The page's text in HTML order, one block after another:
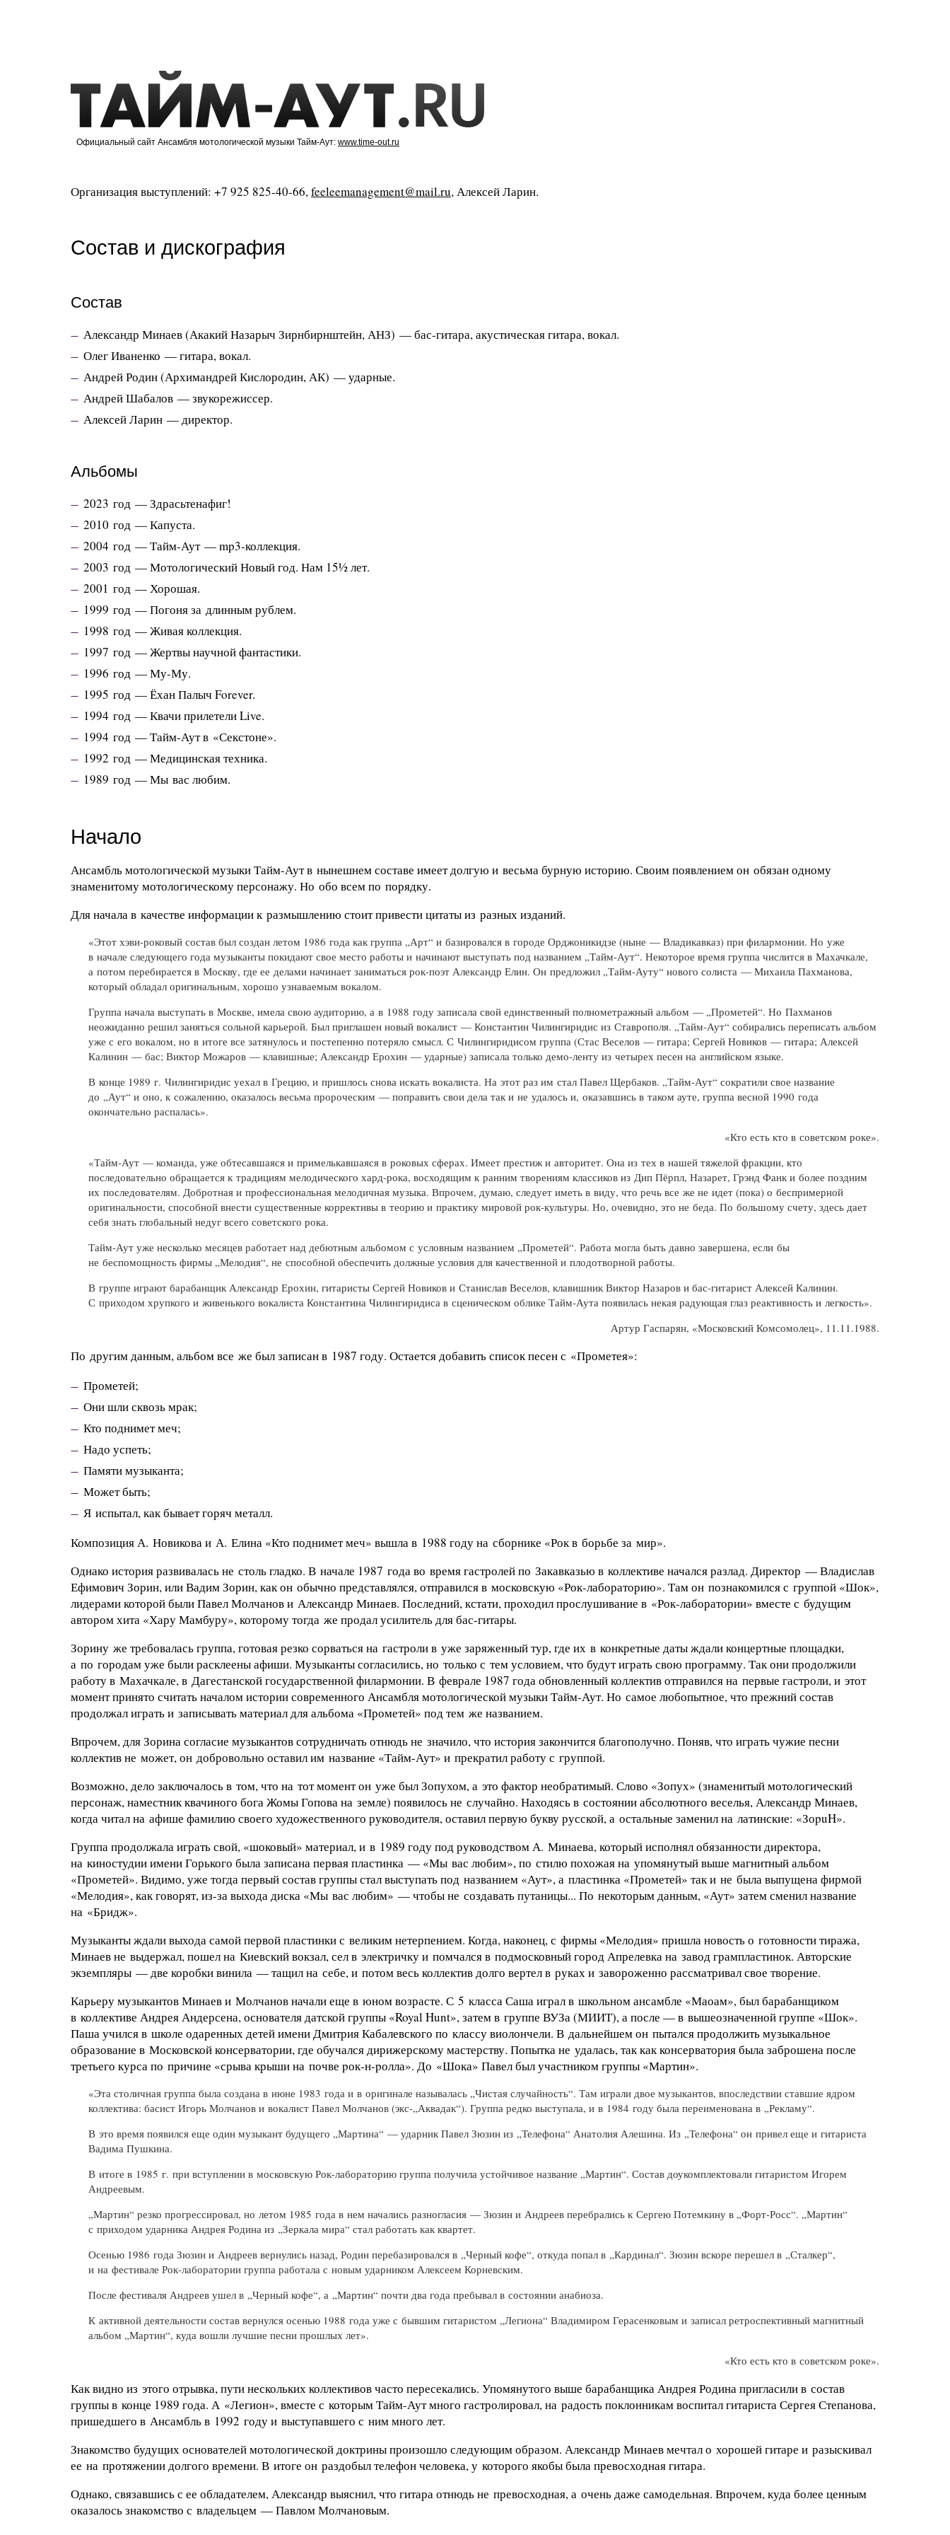
Официальный сайт Ансамбля мотологической музыки Тайм-Аут: www.time-out.ru
Организация выступлений: +7 925 825-40-66,feeleemanagement@mail.ru, Алексей Ларин.
Состав и дискография
Состав
Александр Минаев (Акакий Назарыч Зирнбирнштейн, АНЗ) —бас-гитара, акустическая гитара, вокал.
Олег Иваненко — гитара, вокал.
Андрей Родин (Архимандрей Кислородин, АК) — ударные.
Андрей Шабалов — звукорежиссер.
Алексей Ларин — директор.
Альбомы
2023 год — Здрасьтенафиг!
2010 год — Капуста.
2004 год —Тайм-Аут—mp3-коллекция.
2003 год — Мотологический Новый год. Нам 15½ лет.
2001 год — Хорошая.
1999 год — Погоня за длинным рублем.
1998 год — Живая коллекция.
1997 год — Жертвы научной фантастики.
1996 год — Му-Му.
1995 год — Ёхан Палыч Forever.
1994 год — Квачи прилетели Live.
1994 год —Тайм-Аутв «Секстоне».
1992 год — Медицинская техника.
1989 год — Мы вас любим.
Начало
Ансамбль мотологической музыкиТайм-Аутв нынешнем составе имеет долгую и весьма бурную историю. Своим появлением он обязан одному
знаменитому мотологическому персонажу. Но обо всем по порядку.
Для начала в качестве информации к размышлению стоит привести цитаты из разных изданий.
«Этот хэви-роковый состав был создан летом 1986 года как группа „Арт“ и базировался в городе Орджоникидзе (ныне — Владикавказ) при филармонии. Но уже
в начале следующего года музыканты покидают свое место работы и начинают выступать под названием „Тайм-Аут“. Некоторое время группа числится в Махачкале,
а потом перебирается в Москву, где ее делами начинает заниматься рок-поэт Александр Елин. Он предложил „Тайм-Ауту“ нового солиста — Михаила Пахманова,
который обладал оригинальным, хорошо узнаваемым вокалом.
Группа начала выступать в Москве, имела свою аудиторию, а в 1988 году записала свой единственный полнометражный альбом — „Прометей“. Но Пахманов
неожиданно решил заняться сольной карьерой. Был приглашен новый вокалист — Константин Чилингиридис из Ставрополя. „Тайм-Аут“ собирались переписать альбом
уже с его вокалом, но в итоге все затянулось и постепенно потеряло смысл. С Чилингиридисом группа (Стас Веселов — гитара; Сергей Новиков — гитара; Алексей
Калинин — бас; Виктор Можаров — клавишные; Александр Ерохин — ударные) записала только демо-ленту из четырех песен на английском языке.
В конце 1989 г. Чилингиридис уехал в Грецию, и пришлось снова искать вокалиста. На этот раз им стал Павел Щербаков. „Тайм-Аут“ сократили свое название
до „Аут“ и оно, к сожалению, оказалось весьма пророческим — поправить свои дела так и не удалось и, оказавшись в таком ауте, группа весной 1990 года
окончательно распалась».
«Кто есть кто в советском роке».
«Тайм-Аут — команда, уже обтесавшаяся и примелькавшаяся в роковых сферах. Имеет престиж и авторитет. Она из тех в нашей тяжелой фракции, кто
последовательно обращается к традициям мелодического хард-рока, восходящим к ранним творениям классиков из Дип Пёрпл, Назарет, Грэнд Фанк и более поздним
их последователям. Добротная и профессиональная мелодичная музыка. Впрочем, думаю, следует иметь в виду, что речь все же не идет (пока) о беспримерной
оригинальности, способной внести существенные коррективы в теорию и практику мировой рок-культуры. Но, очевидно, это не беда. По большому счету, здесь дает
себя знать глобальный недуг всего советского рока.
Тайм-Аут уже несколько месяцев работает над дебютным альбомом с условным названием „Прометей“. Работа могла быть давно завершена, если бы
не беспомощность фирмы „Мелодия“, не способной обеспечить должные условия для качественной и плодотворной работы.
В группе играют барабанщик Александр Ерохин, гитаристы Сергей Новиков и Станислав Веселов, клавишник Виктор Назаров и бас-гитарист Алексей Калинин.
С приходом хрупкого и живенького вокалиста Константина Чилингиридиса в сценическом облике Тайм-Аута появилась некая радующая глаз реактивность и легкость».
Артур Гаспарян, «Московский Комсомолец», 11.11.1988.
По другим данным, альбом все же был записан в 1987 году. Остается добавить список песен с «Прометея»:
Прометей;
Они шли сквозь мрак;
Кто поднимет меч;
Надо успеть;
Памяти музыканта;
Может быть;
Я испытал, как бывает горяч металл.
Композиция А. Новикова и А. Елина «Кто поднимет меч» вышла в 1988 году на сборнике «Рок в борьбе за мир».
Однако история развивалась не столь гладко. В начале 1987 года во время гастролей по Закавказью в коллективе начался разлад. Директор — Владислав
Ефимович Зорин, или Вадим Зорин, как он обычно представлялся, отправился в московскую «Рок-лабораторию». Там он познакомился с группой «Шок»,
лидерами которой были Павел Молчанов и Александр Минаев. Последний, кстати, проходил прослушивание в «Рок-лаборатории» вместе с будущим
автором хита «Хару Мамбуру», которому тогда же продал усилитель длябас-гитары.
Зорину же требовалась группа, готовая резко сорваться на гастроли в уже заряженный тур, где их в конкретные даты ждали концертные площадки,
а по городам уже были расклеены афиши. Музыканты согласились, но только с тем условием, что будут играть свою программу. Так они продолжили
работу в Махачкале, в Дагестанской государственной филармонии. В феврале 1987 года обновленный коллектив отправился на первые гастроли, и этот
момент принято считать началом истории современного Ансамбля мотологической музыкиТайм-Аут. Но самое любопытное, что прежний состав
продолжал играть и записывать материал для альбома «Прометей» под тем же названием.
Впрочем, для Зорина согласие музыкантов сотрудничать отнюдь не значило, что история закончится благополучно. Поняв, что играть чужие песни
коллектив не может, он добровольно оставил им название «Тайм-Аут» и прекратил работу с группой.
Возможно, дело заключалось в том, что на тот момент он уже был Зопухом, а это фактор необратимый. Слово «Зопух» (знаменитый мотологический
персонаж, наместник квачиного бога Жомы Гопова на земле) появилось не случайно. Находясь в состоянии абсолютного веселья, Александр Минаев,
когда читал на афише фамилию своего художественного руководителя, оставил первую букву русской, а остальные заменил на латинские: «ЗоpuH».
Группа продолжала играть свой, «шоковый» материал, и в 1989 году под руководством А. Минаева, который исполнял обязанности директора,
на киностудии имени Горького была записана первая пластинка — «Мы вас любим», по стилю похожая на упомянутый выше магнитный альбом
«Прометей». Видимо, уже тогда первый состав группы стал выступать под названием «Аут», а пластинка «Прометей» так и не была выпущена фирмой
«Мелодия», как говорят,из-завыхода диска «Мы вас любим» — чтобы не создавать путаницы... По некоторым данным, «Аут» затем сменил название
на «Бридж».
Музыканты ждали выхода самой первой пластинки с великим нетерпением. Когда, наконец, с фирмы «Мелодия» пришла новость о готовности тиража,
Минаев не выдержал, пошел на Киевский вокзал, сел в электричку и помчался в подмосковный город Апрелевка на завод грампластинок. Авторские
экземпляры — две коробки винила — тащил на себе, и потом весь коллектив долго вертел в руках и завороженно рассматривал свое творение.
Карьеру музыкантов Минаев и Молчанов начали еще в юном возрасте. С 5 класса Саша играл в школьном ансамбле «Маоам», был барабанщиком
в коллективе Андрея Андерсена, основателя датской группы «Royal Hunt», затем в группе ВУЗа (МИИТ),а после —в вышеозначенной группе «Шок».
Паша учился в школе одаренных детей имени Дмитрия Кабалевского по классу виолончели. В дальнейшем он пытался продолжить музыкальное
образование в Московской консерватории, где обучался дирижерскому мастерству. Попытка не удалась, так как консерватория была заброшена после
третьего курса по причине «срыва крыши на почве pок-н-pолла». До «Шока» Павел был участником группы «Мартин».
«Эта столичная группа была создана в июне 1983 года и в оригинале называлась „Чистая случайность“. Там играли двое музыкантов, впоследствии ставшие ядром
коллектива: басист Игорь Молчанов и вокалист Павел Молчанов (экс-„Аквадак“). Группа редко выступала, и в 1984 году была переименована в „Рекламу“.
В это время появился еще один музыкант будущего „Мартина“ — ударник Павел Зюзин из „Телефона“ Анатолия Алешина. Из „Телефона“ он привел еще и гитариста
Вадима Пушкина.
В итоге в 1985 г. при вступлении в московскую Рок-лабораторию группа получила устойчивое название „Мартин“. Состав доукомплектовали гитаристом Игорем
Андреевым.
„Мартин“ резко прогрессировал, но летом 1985 года в нем начались разногласия — Зюзин и Андреев перебрались к Сергею Потемкину в „Форт-Росс“. „Мартин“
с приходом ударника Андрея Родина из „Зеркала мира“ стал работать как квартет.
Осенью 1986 года Зюзин и Андреев вернулись назад, Родин перебазировался в „Черный кофе“, откуда попал в „Кардинал“. Зюзин вскоре перешел в „Сталкер“,
и на фестивале Рок-лаборатории группа работала с новым ударником Алексеем Корневским.
После фестиваля Андреев ушел в „Черный кофе“, а „Мартин“ почти два года пребывал в состоянии анабиоза.
К активной деятельности состав вернулся осенью 1988 года уже с бывшим гитаристом „Легиона“ Владимиром Герасенковым и записал ретроспективный магнитный
альбом „Мартин“, куда вошли лучшие песни прошлых лет».
«Кто есть кто в советском роке».
Как видно из этого отрывка, пути нескольких коллективов часто пересекались. Упомянутого выше барабанщика Андрея Родина пригласили в состав
группы в конце 1989 года. А «Легион», вместе с которымТайм-Аутмного гастролировал, на радость поклонникам воспитал гитариста Сергея Степанова,
пришедшего в Ансамбль в 1992 году и выступавшего с ним много лет.
Знакомство будущих основателей мотологической доктрины произошло следующим образом. Александр Минаев мечтал о хорошей гитаре и разыскивал
ее на протяжении долгого времени. В итоге он раздобыл телефон человека, у которого якобы была превосходная гитара.
Однако, связавшисьс ее обладателем, Александр выяснил, что гитара отнюдь не превосходная, а очень даже самодельная. Впрочем, куда более ценным
оказалось знакомство с владельцем — Павлом Молчановым.